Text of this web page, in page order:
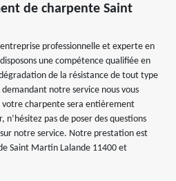
de charpente Saint
professionnelle et experte en
une compétence qualifiée en
de la résistance de tout type
notre service nous vous
votre charpente sera entièrement
pas de poser des questions
notre service. Notre prestation est
Saint Martin Lalande 11400 et